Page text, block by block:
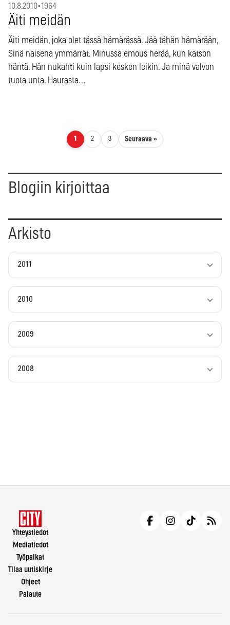
10.8.2010•1964
Äiti meidän
Äiti meidän, joka olet tässä hämärässä. Jää tähän hämärään,
Sinä naisena ymmärrät. Minussa emous herää, kun katson
häntä. Hän nukahti kuin lapsi kesken leikin. Ja minä valvon
tuota unta. Haurasta…
Artikkelien sivutus
1 2 3 Seuraava »
Blogiin kirjoittaa
Arkisto
2011
2010
2009
2008
Yhteystiedot
Mediatiedot
Työpaikat
Tilaa uutiskirje
Ohjeet
Palaute